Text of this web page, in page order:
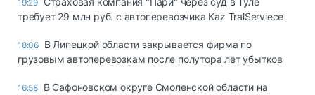
19:29
требует 29 млн руб. с автоперевозчика Kaz TralServiece
18:06 В Липецкой области закрывается фирма по
грузовым автоперевозкам после полутора лет убытков
16:58 В Сафоновском округе Смоленской области на